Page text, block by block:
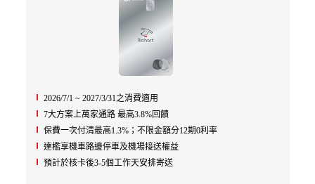
2026/7/1 ~ 2027/3/31之消費適用
7大方案上萬家通路 最高3.8%回饋
保費一次付清最高1.3%；不限金額分12期0利率
達檻享機車路邊停車及機場接送權益
預計於核卡後3-5個工作天安排寄送